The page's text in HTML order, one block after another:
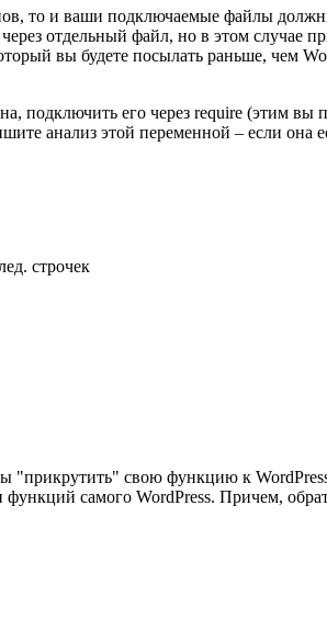
то и ваши подключаемые файлы
отдельный файл, но в этом случае
вы будете посылать раньше, чем
подключить его через require (этим
анализ этой переменной – если она
строчек
свою функцию к
самого WordPress. Причем,